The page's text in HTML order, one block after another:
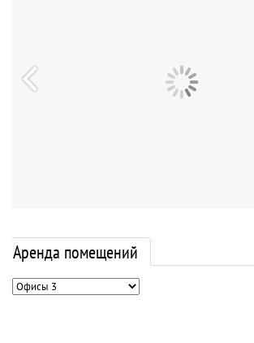
Аренда помещений